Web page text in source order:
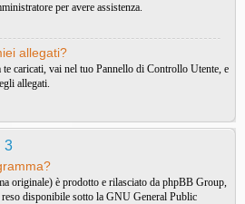
per avere assistenza.
allegati?
caricati, vai nel tuo Pannello di Controllo Utente, e
allegati.
3
originale) è prodotto e rilasciato da phpBB Group,
reso disponibile sotto la GNU General Public